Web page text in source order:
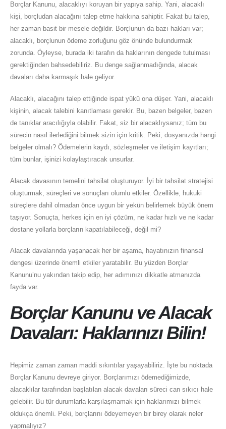
Borçlar Kanunu, alacaklıyı koruyan bir yapıya sahip. Yani, alacaklı
kişi, borçludan alacağını talep etme hakkına sahiptir. Fakat bu talep,
her zaman basit bir mesele değildir. Borçlunun da bazı hakları var;
alacaklı, borçlunun ödeme zorluğunu göz önünde bulundurmak
zorunda. Öyleyse, burada iki tarafın da haklarının dengede tutulması
gerektiğinden bahsedebiliriz. Bu denge sağlanmadığında, alacak
davaları daha karmaşık hale geliyor.
Alacaklı, alacağını talep ettiğinde ispat yükü ona düşer. Yani, alacaklı
kişinin, alacak talebini kanıtlaması gerekir. Bu, bazen belgeler, bazen
de tanıklar aracılığıyla olabilir. Fakat, siz bir alacaklıysanız; tüm bu
sürecin nasıl ilerlediğini bilmek sizin için kritik. Peki, dosyanızda hangi
belgeler olmalı? Ödemelerin kaydı, sözleşmeler ve iletişim kayıtları;
tüm bunlar, işinizi kolaylaştıracak unsurlar.
Alacak davasının temelini tahsilat oluşturuyor. İyi bir tahsilat stratejisi
oluşturmak, süreçleri ve sonuçları olumlu etkiler. Özellikle, hukuki
süreçlere dahil olmadan önce uygun bir yekün belirlemek büyük önem
taşıyor. Sonuçta, herkes için en iyi çözüm, ne kadar hızlı ve ne kadar
dostane yollarla borçların kapatılabileceği, değil mi?
Alacak davalarında yaşanacak her bir aşama, hayatınızın finansal
dengesi üzerinde önemli etkiler yaratabilir. Bu yüzden Borçlar
Kanunu’nu yakından takip edip, her adımınızı dikkatle atmanızda
fayda var.
Borçlar Kanunu ve Alacak
Davaları: Haklarınızı Bilin!
Hepimiz zaman zaman maddi sıkıntılar yaşayabiliriz. İşte bu noktada
Borçlar Kanunu devreye giriyor. Borçlarımızı ödemediğimizde,
alacaklılar tarafından başlatılan alacak davaları süreci can sıkıcı hale
gelebilir. Bu tür durumlarla karşılaşmamak için haklarımızı bilmek
oldukça önemli. Peki, borçlarını ödeyemeyen bir birey olarak neler
yapmalıyız?